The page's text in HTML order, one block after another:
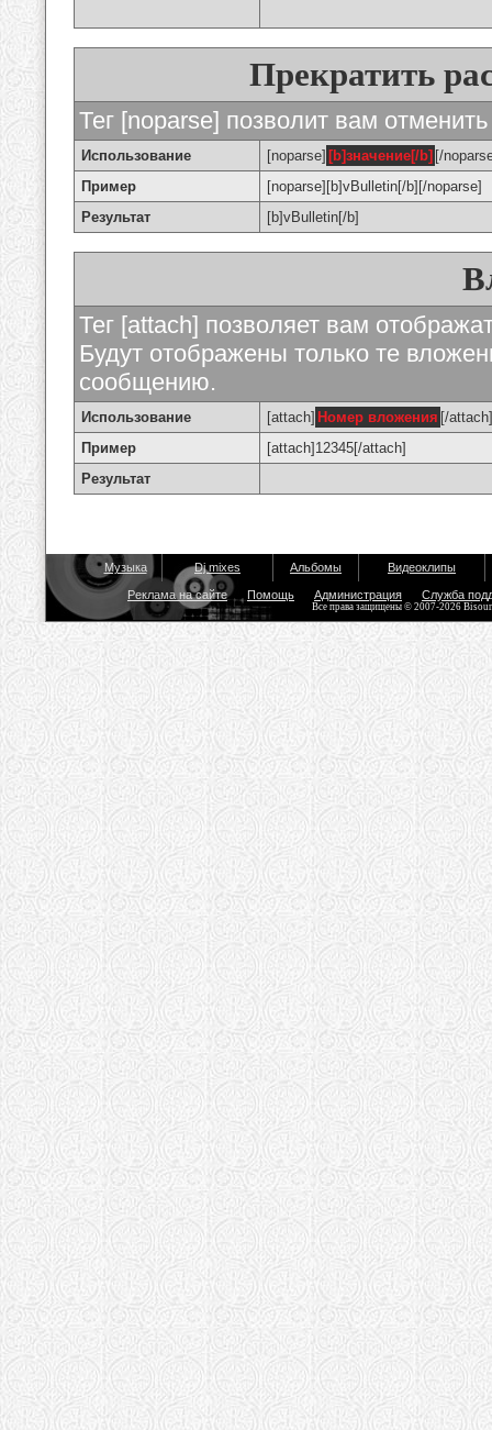
Прекратить
Тег [noparse] позволит вам
Использование [noparse] [b]значение[/b] [/
Пример
[noparse][b]vBulletin[/b][/noparse]
Результат
[b]vBulletin[/b]
Тег [attach] позволяет вам
Будут отображены только те
сообщению.
Использование [attach] Номер вложения [/attach]
Пример
[attach]12345[/attach]
Результат
Музыка Dj mixes Альбомы Видеоклипы
Реклама на сайте Помощь Администрация Служба
Все права защищены © 2007-2026